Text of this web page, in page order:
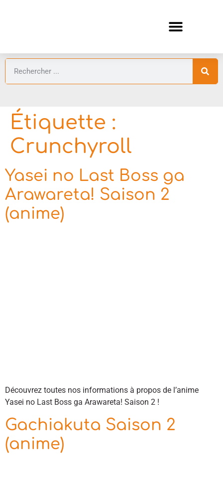
Étiquette :
Crunchyroll
Yasei no Last Boss ga
Arawareta! Saison 2
(anime)
Découvrez toutes nos informations à propos de l’anime
Yasei no Last Boss ga Arawareta! Saison 2 !
Gachiakuta Saison 2
(anime)